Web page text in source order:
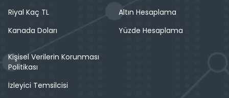
Riyal Kaç TL
Kanada Doları
Altın Hesaplama
Yüzde Hesaplama
Kişisel Verilerin Korunması
Politikası
İzleyici Temsilcisi